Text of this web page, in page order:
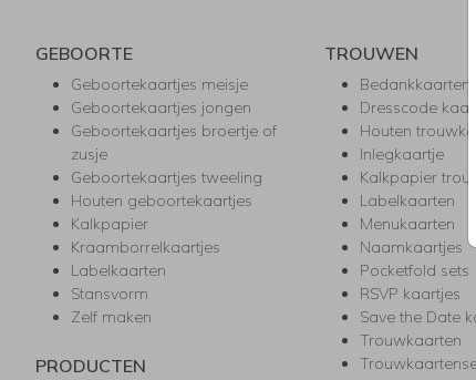
GEBOORTE
Geboortekaartjes meisje
Geboortekaartjes jongen
Geboortekaartjes broertje of
zusje
Geboortekaartjes tweeling
Houten geboortekaartjes
Kalkpapier
Kraamborrelkaartjes
Labelkaarten
Stansvorm
Zelf maken
PRODUCTEN
TROUWEN
Bedankkaarten
Dresscode
Houten
Inlegkaartje
Kalkpapier
Labelkaarten
Menukaarten
Naamkaartjes
Pocketfold sets
RSVP kaartjes
Save the Date
Trouwkaarten